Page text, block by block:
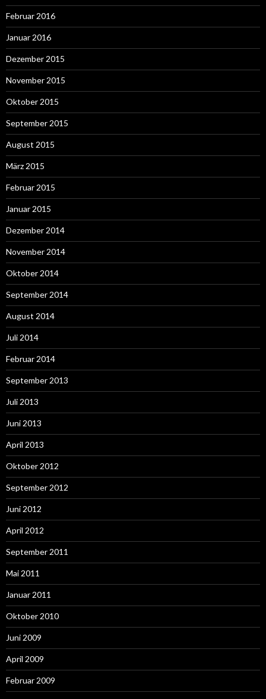
Februar 2016
Januar 2016
Dezember 2015
November 2015
Oktober 2015
September 2015
August 2015
März 2015
Februar 2015
Januar 2015
Dezember 2014
November 2014
Oktober 2014
September 2014
August 2014
Juli 2014
Februar 2014
September 2013
Juli 2013
Juni 2013
April 2013
Oktober 2012
September 2012
Juni 2012
April 2012
September 2011
Mai 2011
Januar 2011
Oktober 2010
Juni 2009
April 2009
Februar 2009